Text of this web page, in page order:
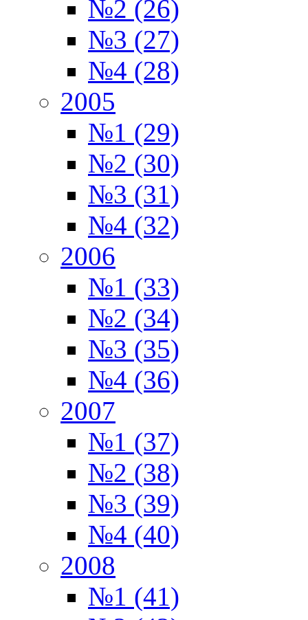
№2 (26)
№3 (27)
№4 (28)
2005
№1 (29)
№2 (30)
№3 (31)
№4 (32)
2006
№1 (33)
№2 (34)
№3 (35)
№4 (36)
2007
№1 (37)
№2 (38)
№3 (39)
№4 (40)
2008
№1 (41)